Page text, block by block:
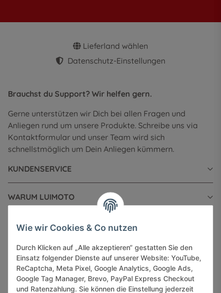
Lieferland wählen
Datenschutz-Einstellungen
Brauchst du Support? Wir helfen gern.
Gerne unterstützen wir Dich bei allen Fragen und
Anliegen rund um unsere Produkte. Schreibe uns via
Kontaktformular und unser Team wird sich
schnellstmöglich um Dein Anliegen kümmern.
KUNDENSERVICE
WARUM LUIMOTO
INFORMATIONEN
GESETZLICHE INFORMATIONEN
Wie wir Cookies & Co nutzen
Durch Klicken auf „Alle akzeptieren“ gestatten Sie den
Einsatz folgender Dienste auf unserer Website: YouTube,
ReCaptcha, Meta Pixel, Google Analytics, Google Ads,
Google Tag Manager, Brevo, PayPal Express Checkout
und Ratenzahlung. Sie können die Einstellung jederzeit